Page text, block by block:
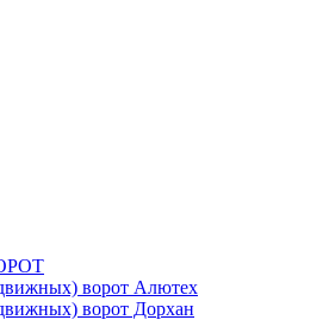
ворот Алютех
ворот Дорхан